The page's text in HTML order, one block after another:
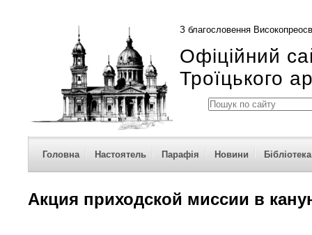
З благословення
Офіційний
Троїцького
Головна Настоятель Парафія Новини Бібліотека
Акция приходской миссии в